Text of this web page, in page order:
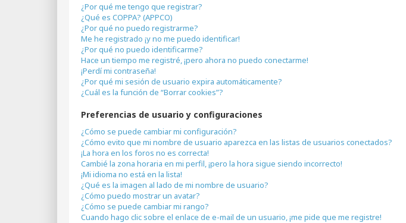
¿Por qué me tengo que registrar?
¿Qué es COPPA? (APPCO)
¿Por qué no puedo registrarme?
Me he registrado ¡y no me puedo identificar!
¿Por qué no puedo identificarme?
Hace un tiempo me registré, ¡pero ahora no puedo conectarme!
¡Perdí mi contraseña!
¿Por qué mi sesión de usuario expira automáticamente?
¿Cuál es la función de “Borrar cookies”?
Preferencias de usuario y configuraciones
¿Cómo se puede cambiar mi configuración?
¿Cómo evito que mi nombre de usuario aparezca en las listas de usuarios conectados?
¡La hora en los foros no es correcta!
Cambié la zona horaria en mi perfil, ¡pero la hora sigue siendo incorrecto!
¡Mi idioma no está en la lista!
¿Qué es la imagen al lado de mi nombre de usuario?
¿Cómo puedo mostrar un avatar?
¿Cómo se puede cambiar mi rango?
Cuando hago clic sobre el enlace de e-mail de un usuario, ¡me pide que me registre!